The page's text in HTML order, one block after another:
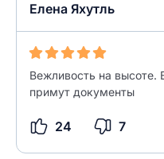
Елена Яхутль
Вежливость на
примут документы
24 7